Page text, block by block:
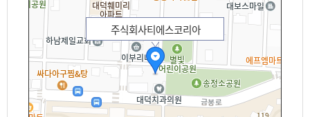
주식회사티에스코리아